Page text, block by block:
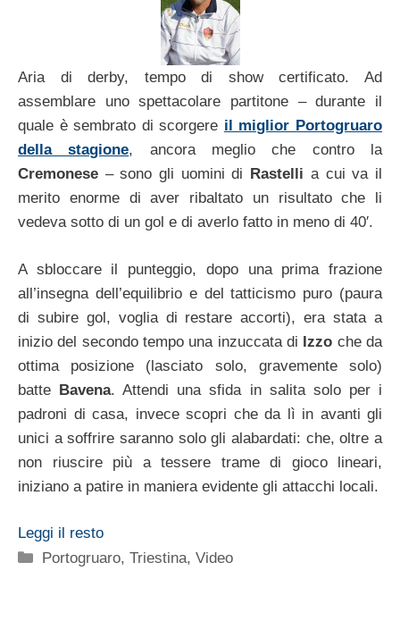
Aria di derby, tempo di show certificato. Ad
assemblare uno spettacolare partitone – durante il
quale è sembrato di scorgere il miglior Portogruaro
della stagione, ancora meglio che contro la
Cremonese – sono gli uomini di Rastelli a cui va il
merito enorme di aver ribaltato un risultato che li
vedeva sotto di un gol e di averlo fatto in meno di 40′.
A sbloccare il punteggio, dopo una prima frazione
all’insegna dell’equilibrio e del tatticismo puro (paura
di subire gol, voglia di restare accorti), era stata a
inizio del secondo tempo una inzuccata di Izzo che da
ottima posizione (lasciato solo, gravemente solo)
batte Bavena. Attendi una sfida in salita solo per i
padroni di casa, invece scopri che da lì in avanti gli
unici a soffrire saranno solo gli alabardati: che, oltre a
non riuscire più a tessere trame di gioco lineari,
iniziano a patire in maniera evidente gli attacchi locali.
Leggi il resto
Categorie
Portogruaro,Triestina,Video